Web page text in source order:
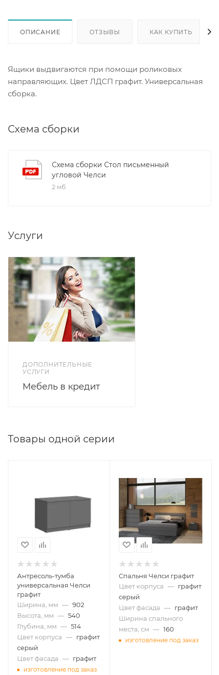
ОПИСАНИЕ ОТЗЫВЫ КАК КУПИТЬ
Ящики выдвигаются при помощи роликовых
направляющих. Цвет ЛДСП графит. Универсальная
сборка.
Схема сборки
Схема сборки Стол письменный
угловой Челси
2 мб
Услуги
ДОПОЛНИТЕЛЬНЫЕ
УСЛУГИ
Мебель в кредит
Товары одной серии
Антресоль-тумба
универсальная Челси
графит
Ширина, мм — 902
Высота, мм — 540
Глубина, мм — 514
Цвет корпуса — графит
серый
Цвет фасада — графит
изготовление под заказ
Спальня Челси графит
Цвет корпуса — графит
серый
Цвет фасада — графит
Ширина спального
места, см — 160
изготовление под заказ